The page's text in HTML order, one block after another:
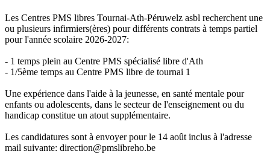
Les Centres PMS libres Tournai-Ath-Péruwelz asbl recherchent une
ou plusieurs infirmiers(ères) pour différents contrats à temps partiel
pour l'année scolaire 2026-2027:
- 1 temps plein au Centre PMS spécialisé libre d'Ath
- 1/5ème temps au Centre PMS libre de tournai 1
Une expérience dans l'aide à la jeunesse, en santé mentale pour
enfants ou adolescents, dans le secteur de l'enseignement ou du
handicap constitue un atout supplémentaire.
Les candidatures sont à envoyer pour le 14 août inclus à l'adresse
mail suivante: direction@pmslibreho.be
Leaflet|Map data ©